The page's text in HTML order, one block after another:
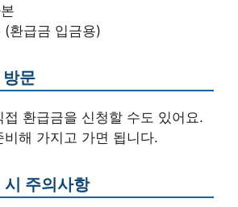
(환급금 입금용)
문
접 환급금을 신청할 수도 있어요.
비해 가지고 가면 됩니다.
시 주의사항